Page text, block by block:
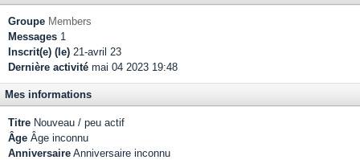
Groupe Members
Messages 1
Inscrit(e) (le) 21-avril 23
Dernière activité mai 04 2023 19:48
Mes informations
Titre Nouveau / peu actif
Âge Âge inconnu
Anniversaire Anniversaire inconnu